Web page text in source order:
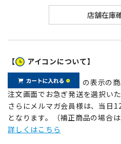
【 アイコンについて】
の表示の商
注文画面でお急ぎ発送を選択いた
さらにメルマガ会員様は、当日
となります。（補正商品の場合は
詳しくはこちら